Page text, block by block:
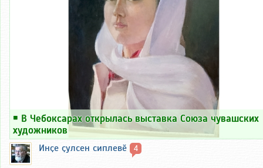
￭ В Чебоксарах открылась выставка Союза чувашских
художников
Инҫе ҫулсен сиплевӗ 4